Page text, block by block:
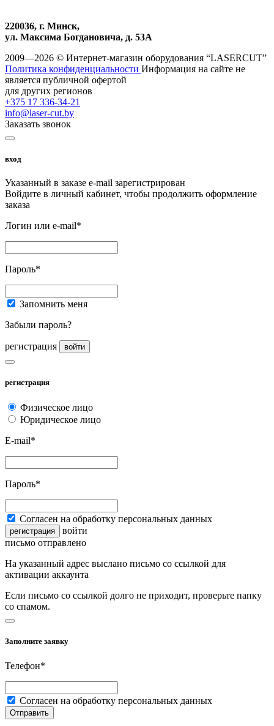
220036, г. Минск,
ул. Максима Богдановича, д. 53А
2009—2026 © Интернет-магазин оборудования “LASERCUT”
Политика конфиденциальности Информация на сайте не
является публичной офертой
для других регионов
+375 17 336-34-21
info@laser-cut.by
Заказать звонок
вход
Указанный в заказе e-mail зарегистрирован
Войдите в личный кабинет, чтобы продолжить оформление
заказа
Логин или e-mail*
Пароль*
Запомнить меня
Забыли пароль?
регистрация войти
регистрация
Физическое лицо
Юридическое лицо
E-mail*
Пароль*
Согласен на обработку персональных данных
регистрация
войти
письмо отправлено
На указанный адрес выслано письмо со ссылкой для
активации аккаунта
Если письмо со ссылкой долго не приходит, проверьте папку
со спамом.
Заполните заявку
Телефон*
Согласен на обработку персональных данных
Отправить